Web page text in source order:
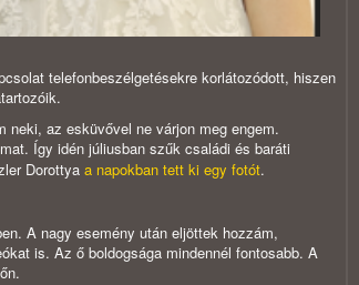
telefonbeszélgetésekre korlátozódott, hiszen
az esküvővel ne várjon meg engem.
Így idén júliusban szűk családi és baráti
Dorottya a napokban tett ki egy fotót.
A nagy esemény után eljöttek hozzám,
is. Az ő boldogsága mindennél fontosabb. A